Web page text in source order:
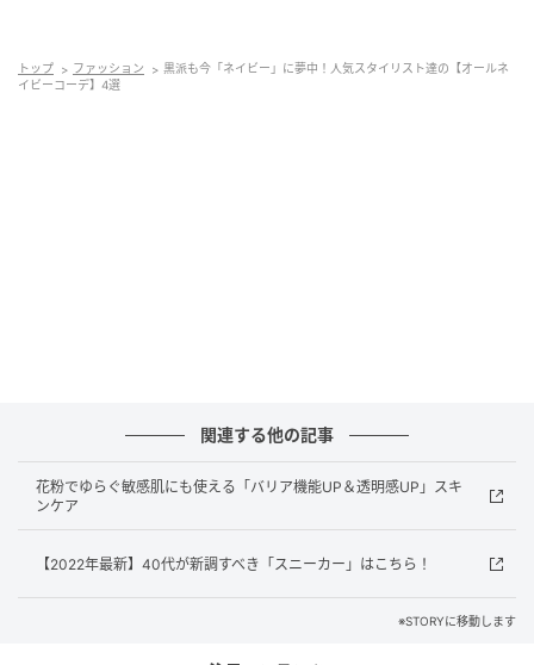
コーデ：シアーなどは、あえてネイビーをセレクトす
ることで洗練感がUP。ブラウス（L’Appartement）中
STORYの「出張編集会議」の際、来場者が発
言しやすい雰囲気を纏えるようにと新調したチュール
SK。思い入れがありすぎて捨てられない、今はなきブ
ランドも。デニムジャケット（Whim Gazette）キャミ
ソール（GOUT COMMUN）スカート（ebure）ブーツ
（NEBULONI E.）ネックレス、リング（ともに
COCOSHNIK）イヤリング（韓国で購入）リング
トップ ファッション
黒派も今「ネイビー」に夢中！人気スタイリスト達の【オールネ
イビーコーデ】4選
関連する他の記事
花粉でゆらぐ敏感肌にも使える「バリア機能UP＆透明感UP」スキ
ンケア
【2022年最新】40代が新調すべき「スニーカー」はこちら！
※STORYに移動します